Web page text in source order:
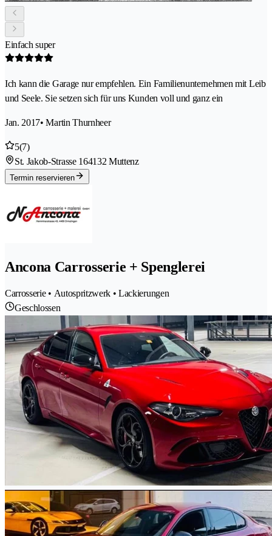
Einfach super
Ich kann die Garage nur empfehlen. Ein Familienunternehmen mit Leib
und Seele. Sie setzen sich für uns Kunden voll und ganz ein
Jan. 2017• Martin Thurnheer
5(7)
St. Jakob-Strasse 164132 Muttenz
Termin reservieren
Ancona Carrosserie + Spenglerei
Carrosserie • Autospritzwerk • Lackierungen
Geschlossen